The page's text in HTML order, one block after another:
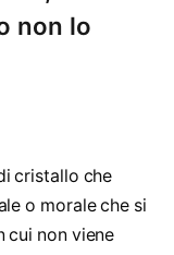
non lo
cristallo che
o morale che si
cui non viene